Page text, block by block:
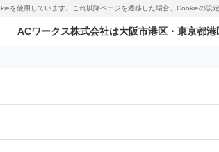
を使用しています。これ以降ページを遷移した場合、Cookieの
ACワークス株式会社は大阪市港区・東京都